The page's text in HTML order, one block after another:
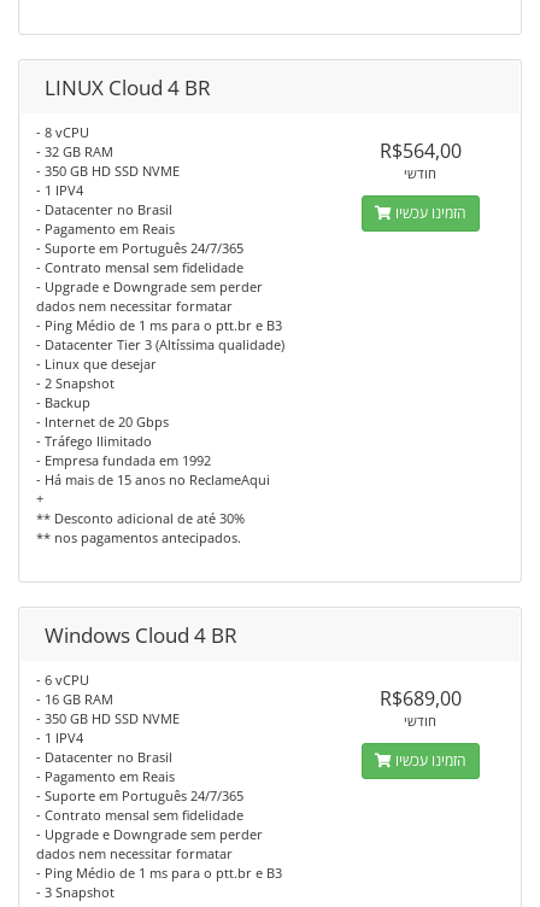
LINUX Cloud 4 BR
- 8 vCPU
- 32 GB RAM
- 350 GB HD SSD NVME
- 1 IPV4
- Datacenter no Brasil
- Pagamento em Reais
- Suporte em Português 24/7/365
- Contrato mensal sem fidelidade
- Upgrade e Downgrade sem perder
dados nem necessitar formatar
- Ping Médio de 1 ms para o ptt.br e B3
- Datacenter Tier 3 (Altíssima qualidade)
- Linux que desejar
- 2 Snapshot
- Backup
- Internet de 20 Gbps
- Tráfego Ilimitado
- Empresa fundada em 1992
- Há mais de 15 anos no ReclameAqui
+
** Desconto adicional de até 30%
** nos pagamentos antecipados.
R$564,00
חודשי
הזמינו עכשיו
Windows Cloud 4 BR
- 6 vCPU
- 16 GB RAM
- 350 GB HD SSD NVME
- 1 IPV4
- Datacenter no Brasil
- Pagamento em Reais
- Suporte em Português 24/7/365
- Contrato mensal sem fidelidade
- Upgrade e Downgrade sem perder
dados nem necessitar formatar
- Ping Médio de 1 ms para o ptt.br e B3
- 3 Snapshot
R$689,00
חודשי
הזמינו עכשיו